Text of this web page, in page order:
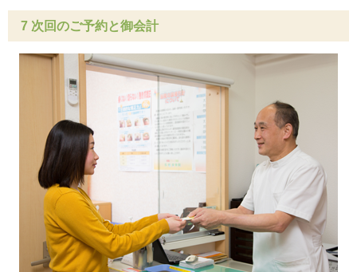
7 次回のご予約と御会計